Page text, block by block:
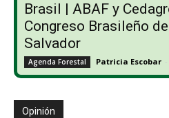
Brasil | ABAF y
Congreso Brasileño
Salvador
Agenda Forestal Patricia Escobar -
Opinión